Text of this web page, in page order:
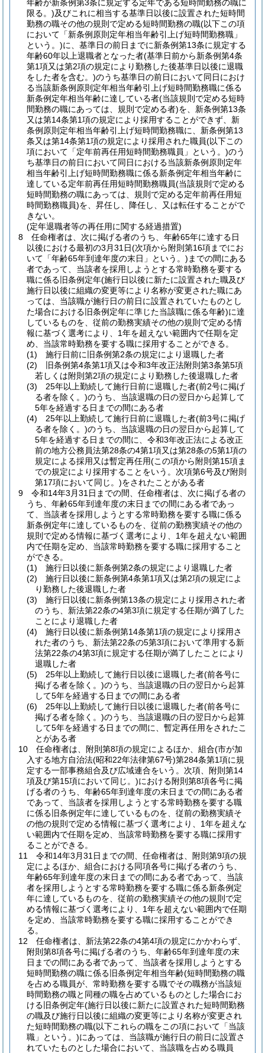
年齢が新条例第3条に規定する定年である短時間勤務の職に
限る。)及びこれに相当する基準日以後に設置された短時間
勤務の職その他の規則で定める短時間勤務の職(以下この項
において「新条例原則定年相当年齢引上げ短時間勤務職」
という。)に、基準日の前日までに新条例第13条に規定する
年齢60年以上退職者となった者(基準日前から新条例第4条
第1項又は第2項の規定により勤務した後基準日以後に退職
をした者を含む。)のうち基準日の前日において同日におけ
る当該新条例原則定年相当年齢引上げ短時間勤務職に係る
新条例定年相当年齢に達している者(当該規則で定める短時
間勤務の職にあっては、規則で定める者)を、新条例第13条
又は第14条第1項の規定により採用することができず、新
条例原則定年相当年齢引上げ短時間勤務職に、新条例第13
条又は第14条第1項の規定により採用された職員(以下この
項において「定年前再任用短時間勤務職員」という。)のう
ち基準日の前日において同日における当該新条例原則定年
相当年齢引上げ短時間勤務職に係る新条例定年相当年齢に
達している定年前再任用短時間勤務職員(当該規則で定める
短時間勤務の職にあっては、規則で定める定年前再任用短
時間勤務職員)を、昇任し、降任し、又は転任することがで
きない。
(定年退職者等の再任用に関する経過措置)
8
任命権者は、次に掲げる者のうち、年齢65年に達する日
以後における最初の3月31日(次項から附則第16項までにお
いて「年齢65年到達年度の末日」という。) までの間にある
者であって、当該者を採用しようとする常時勤務を要する
職に係る旧条例定年(施行日以後に新たに設置された職及び
施行日以後に組織の変更等により名称が変更された職にあ
っては、当該職が施行日の前日に設置されていたものとし
た場合における旧条例定年に準じた当該職に係る年齢)に達
しているものを、従前の勤務実績その他の規則で定める情
報に基づく選考により、1年を超えない範囲内で任期を定
め、当該常時勤務を要する職に採用することができる。
(1)
施行日前に旧条例第2条の規定により退職した者
(2)
旧条例第4条第1項又は令和3年改正法附則第3条第5項
若しくは附則第2項の規定により勤務した後退職した者
(3)
25年以上勤続して施行日前に退職した者(前2号に掲げ
る者を除く。)のうち、当該退職の日の翌日から起算して
5年を経過する日までの間にある者
(4)
25年以上勤続して施行日前に退職した者(前3号に掲げ
る者を除く。)のうち、当該退職の日の翌日から起算して
5年を経過する日までの間に、令和3年改正法による改正
前の地方公務員法第28条の4第1項又は第28条の5第1項の
規定による採用又は暫定再任用(この項から附則第15項ま
での規定により採用することをいう。次項第6号及び附則
第17項において同じ。)をされたことがある者
9
令和14年3月31日までの間、任命権者は、次に掲げる者の
うち、年齢65年到達年度の末日までの間にある者であっ
て、当該者を採用しようとする常時勤務を要する職に係る
新条例定年に達しているものを、従前の勤務実績その他の
規則で定める情報に基づく選考により、1年を超えない範囲
内で任期を定め、当該常時勤務を要する職に採用すること
ができる。
(1)
施行日以後に新条例第2条の規定により退職した者
(2)
施行日以後に新条例第4条第1項又は第2項の規定によ
り勤務した後退職した者
(3)
施行日以後に新条例第13条の規定により採用された者
のうち、新法第22条の4第3項に規定する任期が満了した
ことにより退職した者
(4)
施行日以後に新条例第14条第1項の規定により採用さ
れた者のうち、新法第22条の5第3項において準用する新
法第22条の4第3項に規定する任期が満了したことにより
退職した者
(5)
25年以上勤続して施行日以後に退職した者(前各号に
掲げる者を除く。)のうち、当該退職の日の翌日から起算
して5年を経過する日までの間にある者
(6)
25年以上勤続して施行日以後に退職した者(前各号に
掲げる者を除く。)のうち、当該退職の日の翌日から起算
して5年を経過する日までの間に、暫定再任用をされたこ
とがある者
10
任命権者は、附則第8項の規定によるほか、組合(市が加
入する地方自治法(昭和22年法律第67号)第284条第1項に規
定する一部事務組合及び広域連合をいう。次項、附則第14
項及び第15項において同じ。)における附則第8項各号に掲
げる者のうち、年齢65年到達年度の末日までの間にある者
であって、当該者を採用しようとする常時勤務を要する職
に係る旧条例定年に達しているものを、従前の勤務実績そ
の他の規則で定める情報に基づく選考により、1年を超えな
い範囲内で任期を定め、当該常時勤務を要する職に採用す
ることができる。
11
令和14年3月31日までの間、任命権者は、附則第9項の規
定によるほか、組合における同項各号に掲げる者のうち、
年齢65年到達年度の末日までの間にある者であって、当該
者を採用しようとする常時勤務を要する職に係る新条例定
年に達しているものを、従前の勤務実績その他の規則で定
める情報に基づく選考により、1年を超えない範囲内で任期
を定め、当該常時勤務を要する職に採用することができ
る。
12
任命権者は、新法第22条の4第4項の規定にかかわらず、
附則第8項各号に掲げる者のうち、年齢65年到達年度の末
日までの間にある者であって、当該者を採用しようとする
短時間勤務の職に係る旧条例定年相当年齢(短時間勤務の職
を占める職員が、常時勤務を要する職でその職務が当該短
時間勤務の職と同種の職を占めているものとした場合にお
ける旧条例定年(施行日以後に新たに設置された短時間勤務
の職及び施行日以後に組織の変更等により名称が変更され
た短時間勤務の職(以下これらの職をこの項において「当該
職」という。)にあっては、当該職が施行日の前日に設置さ
れていたものとした場合において、当該職を占める職員